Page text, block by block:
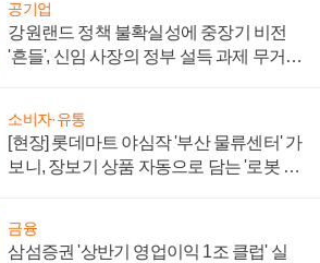
공기업
강원랜드 정책 불확실성에 중장기 비전
'흔들', 신임 사장의 정부 설득 과제 무거워
소비자·유통
[현장] 롯데마트 야심작 '부산 물류센터' 가
보니, 장보기 상품 자동으로 담는 '로봇 40
금융
삼섬증권 '상반기 영업이익 1조 클럽' 실